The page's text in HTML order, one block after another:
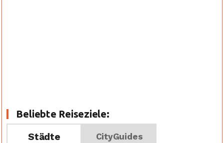
Beliebte Reiseziele:
Städte
CityGuides